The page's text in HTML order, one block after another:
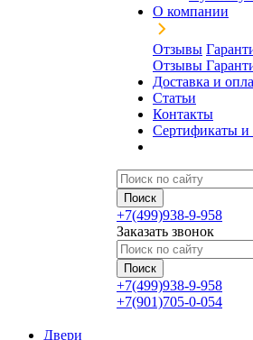
О компании
Отзывы
Отзывы
Доставка и
Статьи
Контакты
Сертификаты и
+7(499)938-9-958
Заказать звонок
+7(499)938-9-958
+7(901)705-0-054
Двери